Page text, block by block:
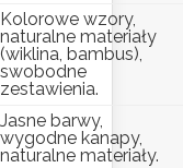
Kolorowe wzory,
naturalne materiały
(wiklina, bambus),
swobodne
zestawienia.
Jasne barwy,
wygodne kanapy,
naturalne materiały.